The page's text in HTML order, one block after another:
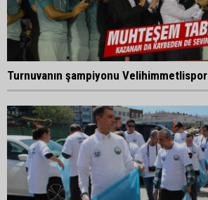
Turnuvanın şampiyonu Velihimmetlispor